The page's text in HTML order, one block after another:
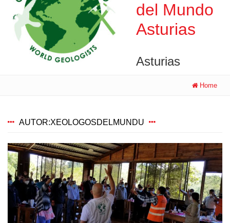
del Mundo
Asturias
Asturias
Home
AUTOR:XEOLOGOSDELMUNDU